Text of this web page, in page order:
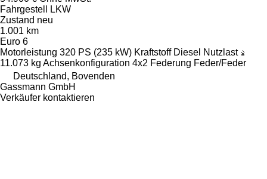
Fahrgestell LKW
Zustand neu
1.001 km
Euro 6
Motorleistung 320 PS (235 kW) Kraftstoff Diesel Nutzlast
11.073 kg Achsenkonfiguration 4x2 Federung Feder/Feder
Deutschland, Bovenden
Gassmann GmbH
Verkäufer kontaktieren